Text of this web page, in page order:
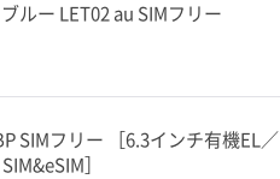
ルー LET02 au SIMフリー
SIMフリー ［6.3インチ有機EL／
］